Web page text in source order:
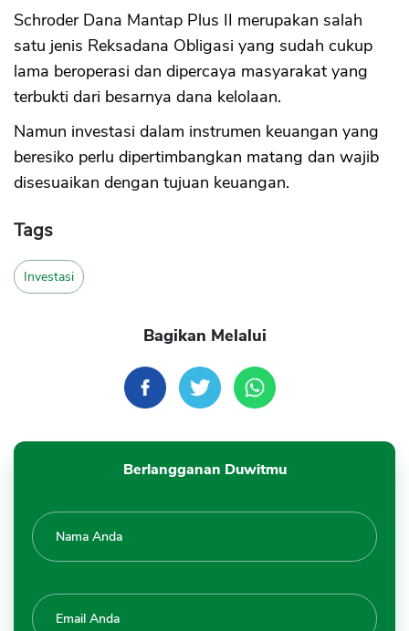
Schroder Dana Mantap Plus II merupakan salah
satu jenis Reksadana Obligasi yang sudah cukup
lama beroperasi dan dipercaya masyarakat yang
terbukti dari besarnya dana kelolaan.
Namun investasi dalam instrumen keuangan yang
beresiko perlu dipertimbangkan matang dan wajib
disesuaikan dengan tujuan keuangan.
Tags
Investasi
Bagikan Melalui
Berlangganan Duwitmu